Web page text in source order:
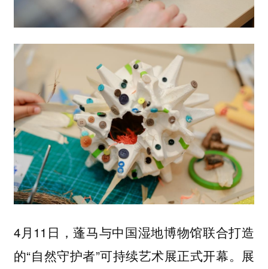
4月11日，蓬马与中国湿地博物馆联合打造
的“自然守护者”可持续艺术展正式开幕。展